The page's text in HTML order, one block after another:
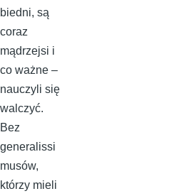
biedni, są
coraz
mądrzejsi i
co ważne –
nauczyli się
walczyć.
Bez
generalissi
musów,
którzy mieli